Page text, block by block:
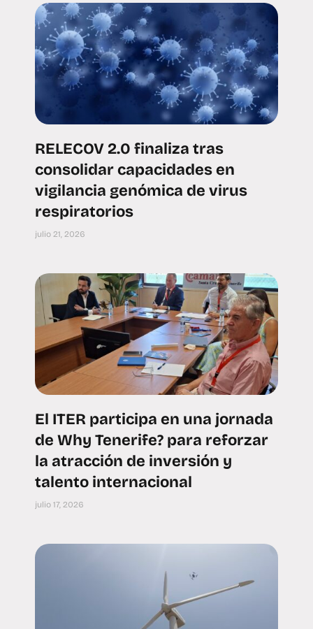
RELECOV 2.0 finaliza tras
consolidar capacidades en
vigilancia genómica de virus
respiratorios
julio 21, 2026
El ITER participa en una jornada
de Why Tenerife? para reforzar
la atracción de inversión y
talento internacional
julio 17, 2026